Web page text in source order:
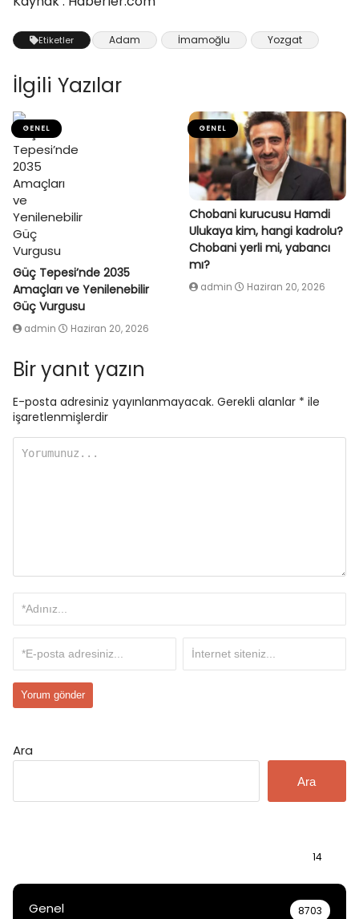
Etiketler Adam İmamoğlu Yozgat
İlgili Yazılar
GENEL
Güç Tepesi’nde 2035
Amaçları ve Yenilenebilir
Güç Vurgusu
admin Haziran 20, 2026
GENEL
Chobani kurucusu Hamdi
Ulukaya kim, hangi kadrolu?
Chobani yerli mi, yabancı
mı?
admin Haziran 20, 2026
Bir yanıt yazın
E-posta adresiniz yayınlanmayacak. Gerekli alanlar * ile
işaretlenmişlerdir
Ara
Ara
14
Genel 8703